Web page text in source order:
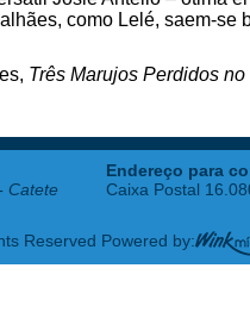
como Lelé, saem-
Três Marujos Perdidos no
Catete
Endereço para
Caixa Postal
Reserved Powered by: